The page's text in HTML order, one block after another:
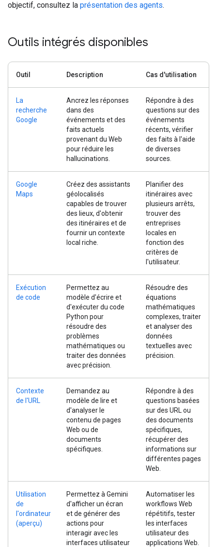
objectif, consultez la présentation des agents.
Outils intégrés disponibles
Outil Description Cas d'utilisation
La
recherche
Google
Ancrez les réponses
dans des
événements et des
faits actuels
provenant du Web
pour réduire les
hallucinations.
Répondre à des
questions sur des
événements
récents, vérifier
des faits à l'aide
de diverses
sources.
Google
Maps
Créez des assistants
géolocalisés
capables de trouver
des lieux, d'obtenir
des itinéraires et de
fournir un contexte
local riche.
Planifier des
itinéraires avec
plusieurs arrêts,
trouver des
entreprises
locales en
fonction des
critères de
l'utilisateur.
Exécution
de code
Permettez au
modèle d'écrire et
d'exécuter du code
Python pour
résoudre des
problèmes
mathématiques ou
traiter des données
avec précision.
Résoudre des
équations
mathématiques
complexes, traiter
et analyser des
données
textuelles avec
précision.
Contexte
de l'URL
Demandez au
modèle de lire et
d'analyser le
contenu de pages
Web ou de
documents
spécifiques.
Répondre à des
questions basées
sur des URL ou
des documents
spécifiques,
récupérer des
informations sur
différentes pages
Web.
Utilisation
de
l'ordinateur
(aperçu)
Permettez à Gemini
d'afficher un écran
et de générer des
actions pour
interagir avec les
interfaces utilisateur
Automatiser les
workflows Web
répétitifs, tester
les interfaces
utilisateur des
applications Web.